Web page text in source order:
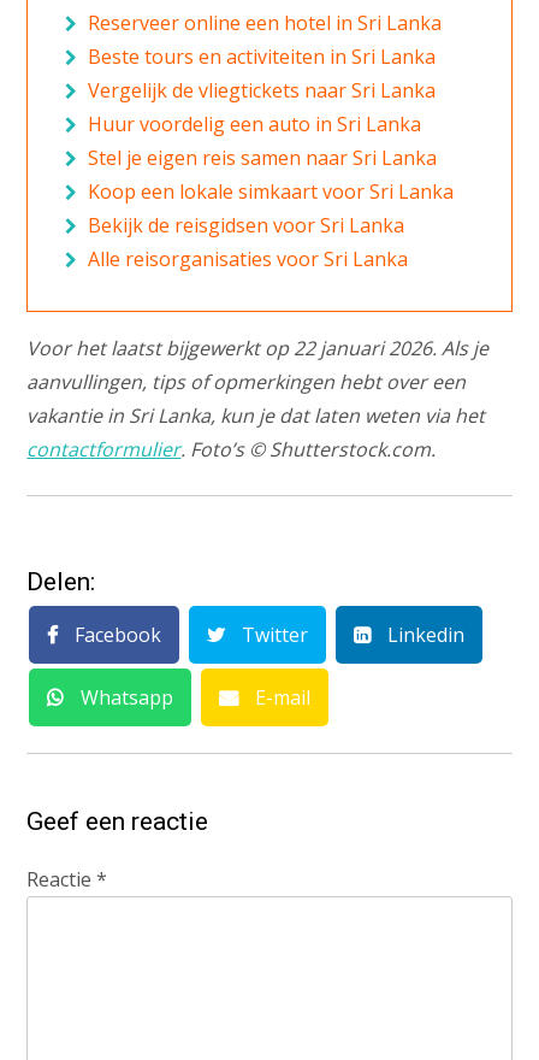
Reserveer online een hotel in Sri Lanka
Beste tours en activiteiten in Sri Lanka
Vergelijk de vliegtickets naar Sri Lanka
Huur voordelig een auto in Sri Lanka
Stel je eigen reis samen naar Sri Lanka
Koop een lokale simkaart voor Sri Lanka
Bekijk de reisgidsen voor Sri Lanka
Alle reisorganisaties voor Sri Lanka
Voor het laatst bijgewerkt op 22 januari 2026. Als je
aanvullingen, tips of opmerkingen hebt over een
vakantie in Sri Lanka, kun je dat laten weten via het
contactformulier. Foto’s © Shutterstock.com.
Delen:
Facebook Twitter Linkedin
Whatsapp E-mail
Geef een reactie
Reactie*